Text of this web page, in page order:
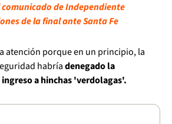
comunicado de Independiente
de la final ante Santa Fe
atención porque en un principio, la
habríadenegado la
a hinchas 'verdolagas'.